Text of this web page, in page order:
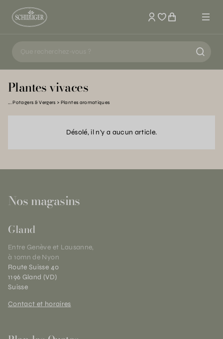
Mon compte
Plantes vivaces
Potagers & Vergers Plantes aromatiques
Désolé, il n'y a aucun article.
Nos magasins
Gland
Entre Genève et Lausanne,
à 10mn de Nyon
Route Suisse 40
1196 Gland (VD)
Suisse
Contact et horaires